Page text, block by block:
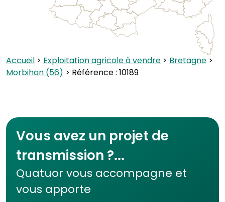
Accueil> Exploitation agricole à vendre> Bretagne>
Morbihan (56)> Référence : 10189
Vous avez un projet de
transmission ?...
Quatuor vous accompagne et
vous apporte